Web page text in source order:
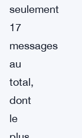
seulement
17
messages
au
total,
dont
le